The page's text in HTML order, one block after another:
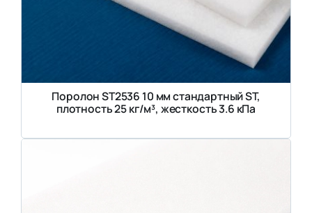
Поролон ST2536 10 мм стандартный ST,
плотность 25 кг/м³, жесткость 3.6 кПа